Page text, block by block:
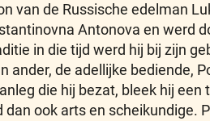
van de Russische edelman
Antonova en werd
in die tijd werd hij bij zijn
ander, de adellijke bediende,
die hij bezat, bleek hij een
ook arts en scheikundige.